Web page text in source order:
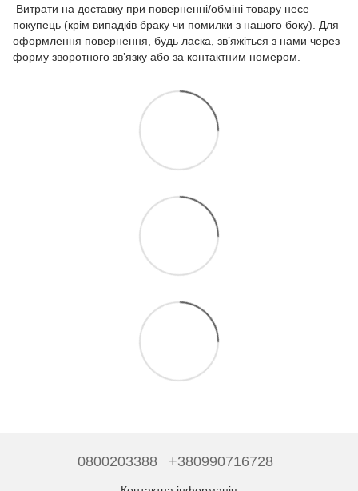
Витрати на доставку при поверненні/обміні товару несе
покупець (крім випадків браку чи помилки з нашого боку). Для
оформлення повернення, будь ласка, зв’яжіться з нами через
форму зворотного зв’язку або за контактним номером.
0800203388 +380990716728